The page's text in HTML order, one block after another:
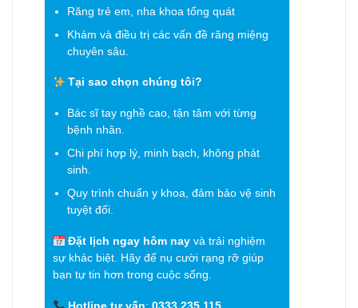
Răng trẻ em, nha khoa tổng quát
Khám và điều trị các vấn đề răng miệng
chuyên sâu.
Tại sao chọn chúng tôi?
Bác sĩ tay nghề cao, tận tâm với từng
bệnh nhân.
Chi phí hợp lý, minh bạch, không phát
sinh.
Quy trình chuẩn y khoa, đảm bảo vệ sinh
tuyệt đối.
Đặt lịch ngay hôm nay và trải nghiệm
sự khác biệt. Hãy để nụ cười rạng rỡ giúp
bạn tự tin hơn trong cuộc sống.